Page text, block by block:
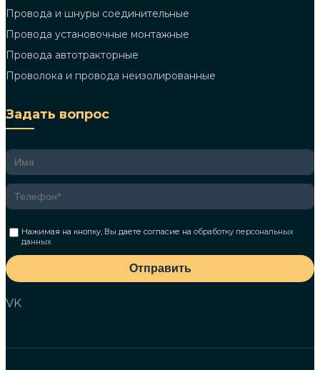
Провода и шнуры соединительные
Провода установочные монтажные
Провода автотракторные
Проволока и провода неизолированные
Задать вопрос
Нажимая на кнопку, Вы даете согласие наобработку персональных
данных
Отправить
VK